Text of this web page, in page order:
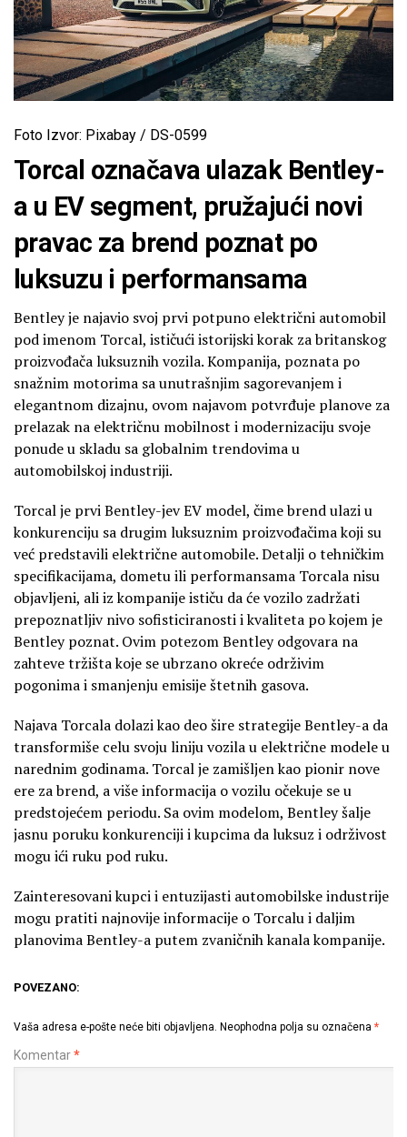
Foto Izvor: Pixabay / DS-0599
Torcal označava ulazak Bentley-
a u EV segment, pružajući novi
pravac za brend poznat po
luksuzu i performansama
Bentley je najavio svoj prvi potpuno električni automobil
pod imenom Torcal, ističući istorijski korak za britanskog
proizvođača luksuznih vozila. Kompanija, poznata po
snažnim motorima sa unutrašnjim sagorevanjem i
elegantnom dizajnu, ovom najavom potvrđuje planove za
prelazak na električnu mobilnost i modernizaciju svoje
ponude u skladu sa globalnim trendovima u
automobilskoj industriji.
Torcal je prvi Bentley-jev EV model, čime brend ulazi u
konkurenciju sa drugim luksuznim proizvođačima koji su
već predstavili električne automobile. Detalji o tehničkim
specifikacijama, dometu ili performansama Torcala nisu
objavljeni, ali iz kompanije ističu da će vozilo zadržati
prepoznatljiv nivo sofisticiranosti i kvaliteta po kojem je
Bentley poznat. Ovim potezom Bentley odgovara na
zahteve tržišta koje se ubrzano okreće održivim
pogonima i smanjenju emisije štetnih gasova.
Najava Torcala dolazi kao deo šire strategije Bentley-a da
transformiše celu svoju liniju vozila u električne modele u
narednim godinama. Torcal je zamišljen kao pionir nove
ere za brend, a više informacija o vozilu očekuje se u
predstojećem periodu. Sa ovim modelom, Bentley šalje
jasnu poruku konkurenciji i kupcima da luksuz i održivost
mogu ići ruku pod ruku.
Zainteresovani kupci i entuzijasti automobilske industrije
mogu pratiti najnovije informacije o Torcalu i daljim
planovima Bentley-a putem zvaničnih kanala kompanije.
POVEZANO:
Vaša adresa e-pošte neće biti objavljena. Neophodna polja su označena *
Komentar*